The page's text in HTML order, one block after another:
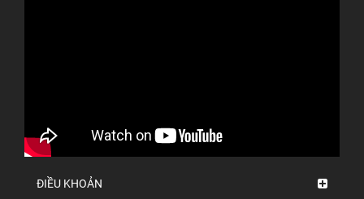
ĐIỀU KHOẢN